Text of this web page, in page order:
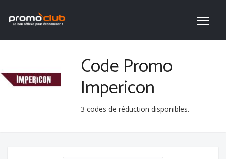
Code Promo
Impericon
3 codes de réduction disponibles.